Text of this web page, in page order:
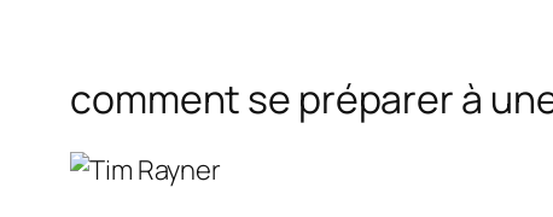
comment se préparer à